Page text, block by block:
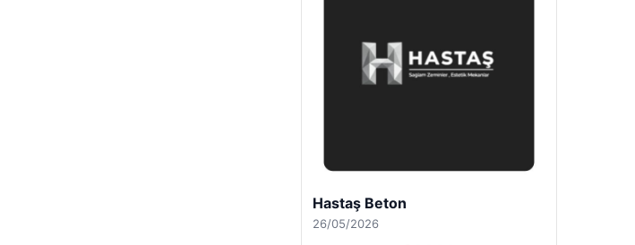
Enes Kaplan Avukatlık Bürosu
28/04/2026